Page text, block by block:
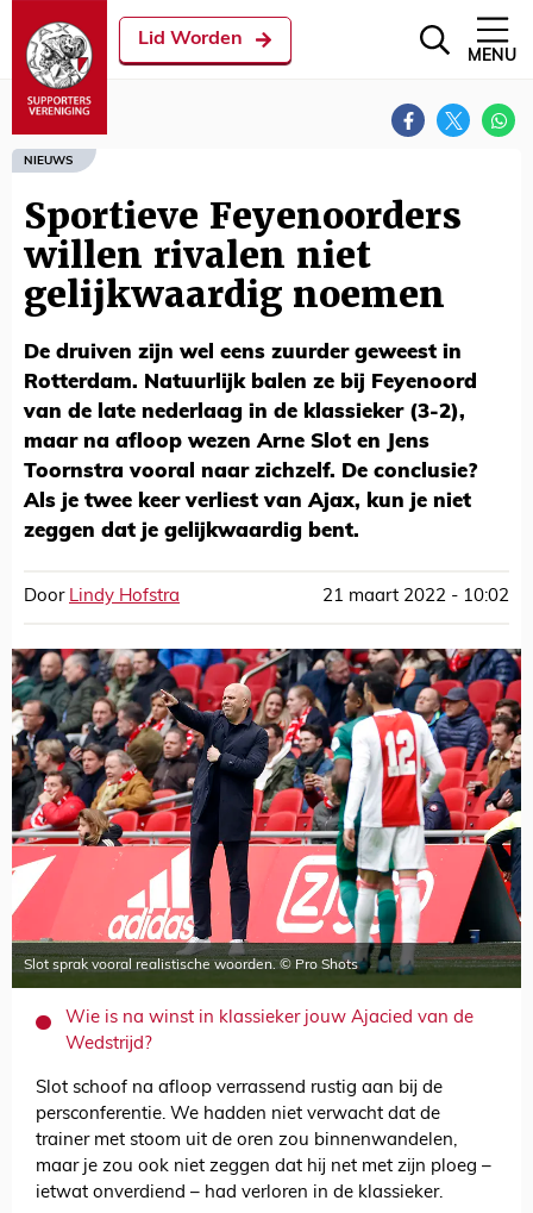
Lid Worden
MENU
NIEUWS
Sportieve Feyenoorders
willen rivalen niet
gelijkwaardig noemen
De druiven zijn wel eens zuurder geweest in
Rotterdam. Natuurlijk balen ze bij Feyenoord
van de late nederlaag in de klassieker (3-2),
maar na afloop wezen Arne Slot en Jens
Toornstra vooral naar zichzelf. De conclusie?
Als je twee keer verliest van Ajax, kun je niet
zeggen dat je gelijkwaardig bent.
Door Lindy Hofstra 21 maart 2022 - 10:02
Slot sprak vooral realistische woorden. © Pro Shots
Wie is na winst in klassieker jouw Ajacied van de
Wedstrijd?
Slot schoof na afloop verrassend rustig aan bij de
persconferentie. We hadden niet verwacht dat de
trainer met stoom uit de oren zou binnenwandelen,
maar je zou ook niet zeggen dat hij net met zijn ploeg –
ietwat onverdiend – had verloren in de klassieker.